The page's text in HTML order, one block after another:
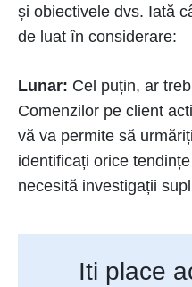
și obiectivele dvs. Iată
de luat în considerare:
Lunar: Cel puțin, ar
Comenzilor pe client
vă va permite să
identificați orice
necesită investigații
Iti place